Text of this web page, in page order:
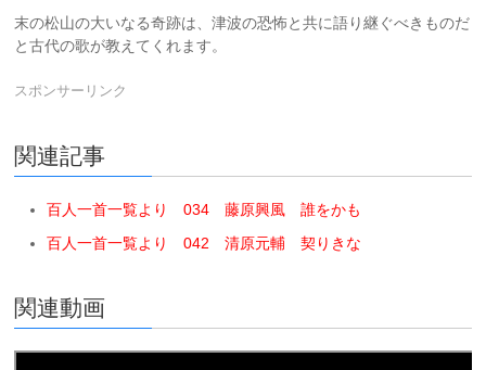
末の松山の大いなる奇跡は、津波の恐怖と共に語り継ぐべきものだ
と古代の歌が教えてくれます。
スポンサーリンク
関連記事
百人一首一覧より 034 藤原興風 誰をかも
百人一首一覧より 042 清原元輔 契りきな
関連動画